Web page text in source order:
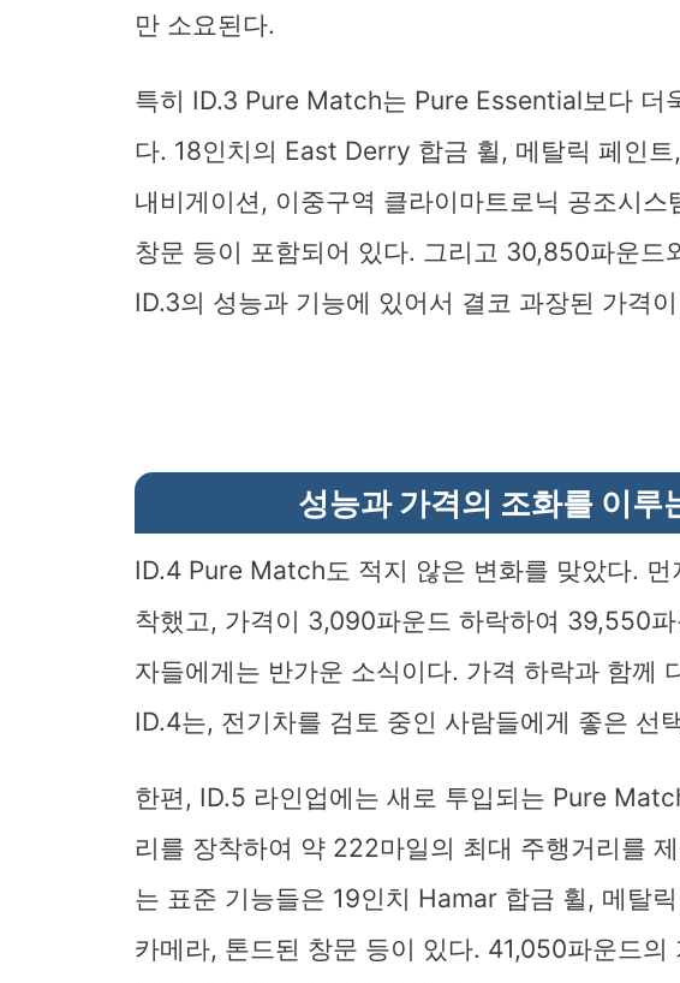
만 소요된다.
특히 ID.3 Pure Match는 Pure Essential보다 더
다. 18인치의 East Derry 합금 휠, 메탈릭 페인
내비게이션, 이중구역 클라이마트로닉 공조시
창문 등이 포함되어 있다. 그리고 30,850파운드
ID.3의 성능과 기능에 있어서 결코 과장된 가격
성능과 가격의 조화를 이루
ID.4 Pure Match도 적지 않은 변화를 맞았다.
착했고, 가격이 3,090파운드 하락하여 39,550
자들에게는 반가운 소식이다. 가격 하락과 함께
ID.4는, 전기차를 검토 중인 사람들에게 좋은 선
한편, ID.5 라인업에는 새로 투입되는 Pure
리를 장착하여 약 222마일의 최대 주행거리를
는 표준 기능들은 19인치 Hamar 합금 휠, 메탈
카메라, 톤드된 창문 등이 있다. 41,050파운드의